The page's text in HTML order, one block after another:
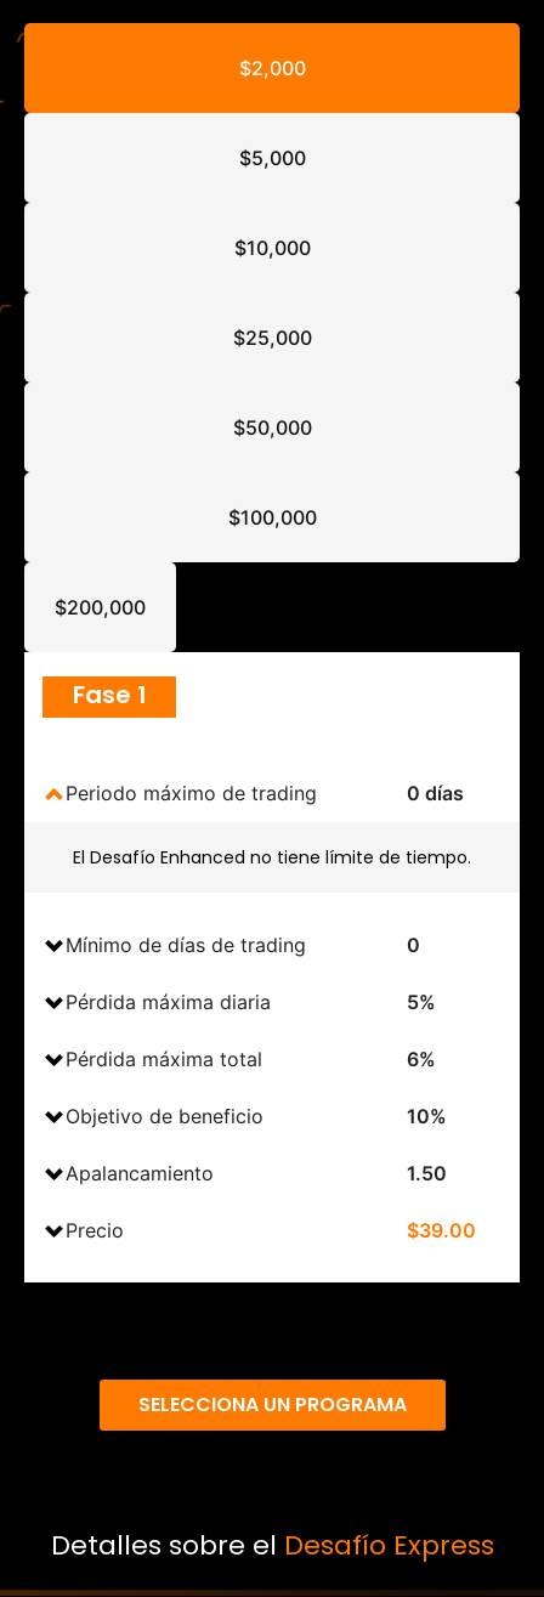
$2,000
$5,000
$10,000
$25,000
$50,000
$100,000
$200,000
Fase 1
Periodo máximo de trading 0 días
El Desafío Enhanced no tiene límite de tiempo.
Mínimo de días de trading 0
Pérdida máxima diaria 5%
Pérdida máxima total 6%
Objetivo de beneficio 10%
Apalancamiento 1.50
Precio $39.00
SELECCIONA UN PROGRAMA
Detalles sobre el Desafío Express